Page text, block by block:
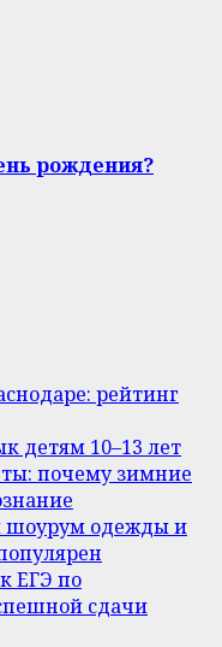
рождения?
рейтинг
детям 10–13 лет
почему зимние
шоурум одежды и
ЕГЭ по
сдачи